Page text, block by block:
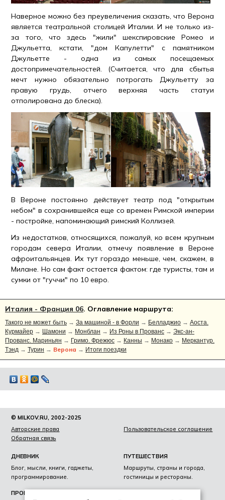
Наверное можно без преувеличения сказать, что Верона
является театральной столицей Италии. И не только из-
за того, что здесь "жили" шекспировские Ромео и
Джульетта, кстати, "дом Капулетти" с памятником
Джульетте - одна из самых посещаемых
достопримечательностей. (Считается, что для сбытья
мечт нужно обязательно потрогать Джульетту за
правую грудь, отчего верхняя часть статуи
отполирована до блеска).
В Вероне постоянно действует театр под "открытым
небом" в сохранившейся еще со времен Римской империи
- постройке, напоминающий римский Коллизей.
Из недостатков, относящихся, пожалуй, ко всем крупным
городам севера Италии, отмечу появление в Вероне
афроитальянцев. Их тут гораздо меньше, чем, скажем, в
Милане. Но сам факт остается фактом: где туристы, там и
сумки от "гуччи" по 10 евро.
Италия - Франция 06. Оглавление маршрута:
Такого не может быть → За машиной - в Форли → Белладжио → Аоста.
Курмайер → Шамони → Монблан → Из Роны в Прованс → Экс-ан-
Прованс. Мариньян → Гримо. Фрежюс → Канны → Монако → Меркантур.
Тэнд → Турин → Верона → Итоги поездки
© MILKOV.RU, 2002-2025
Авторские права
Пользовательское соглашение
Обратная связь
ДНЕВНИК
Блог, мысли, книги, гаджеты,
программирование.
ПУТЕШЕСТВИЯ
Маршруты, страны и города,
гостиницы и рестораны.
ПРОЕКТЫ